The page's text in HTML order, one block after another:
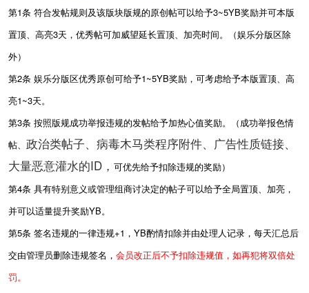
第1条 符合发帖规则及该版块版规的原创帖可以给予3~5YB奖励并可本版
置顶、高亮3天，优秀帖可加威望延长置顶、加亮时间。（娱乐分版区除
外）
第2条 娱乐分版区优秀原创可给予1~5YB奖励，可考虑给予本版置顶、高
亮1~3天。
第3条 按照版规成功举报违规的发帖给予加热心值奖励。（成功举报色情
帖、 政治类帖子、病毒木马类程序附件、广告性质链接、
大量恶意灌水的ID， 可优先给予扣除违规的奖励）
第4条 具有特别意义或管理组商讨决定的帖子可以给予全局置顶、加亮，
并可以适量提升奖励YB。
第5条 签名违规的一律违规+1 ，YB酌情扣除并由处理人记录，每天汇总后
交由管理员删除违规签名， 会员改正后不予扣除违规值，如再犯将双倍处
罚。